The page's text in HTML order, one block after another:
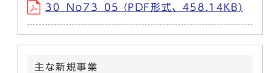
30_No73_05 (PDF形式、458.14KB)
主な新規事業